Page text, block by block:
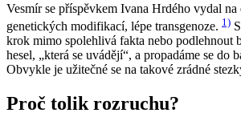
Vesmír se příspěvkem Ivana Hrdého vydal na
genetických modifikací, lépe transgenoze. 1)
krok mimo spolehlivá fakta nebo podlehnout
hesel, „která se uvádějí“, a propadáme se do
Obvykle je užitečné se na takové zrádné
Proč tolik rozruchu?